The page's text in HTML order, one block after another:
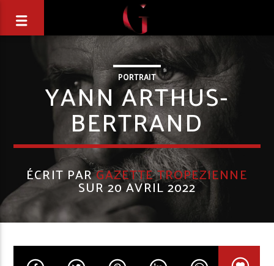
PORTRAIT
YANN ARTHUS-
BERTRAND
ÉCRIT PARGAZETTE TROPEZIENNE
SUR 20 AVRIL 2022